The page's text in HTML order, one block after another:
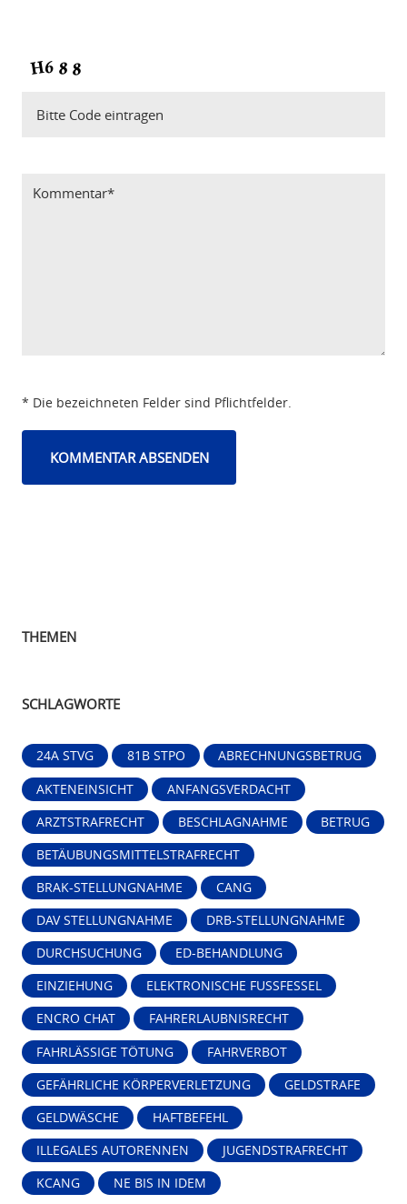
* Die bezeichneten Felder sind Pflichtfelder.
THEMEN
SCHLAGWORTE
24A STVG 81B STPO ABRECHNUNGSBETRUG
AKTENEINSICHT ANFANGSVERDACHT
ARZTSTRAFRECHT BESCHLAGNAHME BETRUG
BETÄUBUNGSMITTELSTRAFRECHT
BRAK-STELLUNGNAHME CANG
DAV STELLUNGNAHME DRB-STELLUNGNAHME
DURCHSUCHUNG ED-BEHANDLUNG
EINZIEHUNG ELEKTRONISCHE FUSSFESSEL
ENCRO CHAT FAHRERLAUBNISRECHT
FAHRLÄSSIGE TÖTUNG FAHRVERBOT
GEFÄHRLICHE KÖRPERVERLETZUNG GELDSTRAFE
GELDWÄSCHE HAFTBEFEHL
ILLEGALES AUTORENNEN JUGENDSTRAFRECHT
KCANG NE BIS IN IDEM